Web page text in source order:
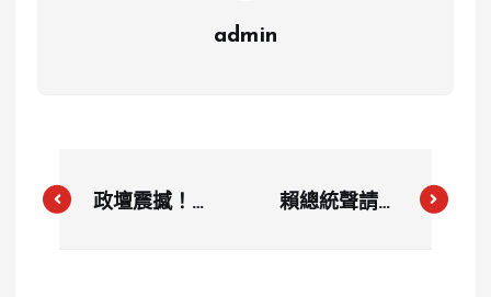
admin
政壇震撼！第
賴總統聲請釋